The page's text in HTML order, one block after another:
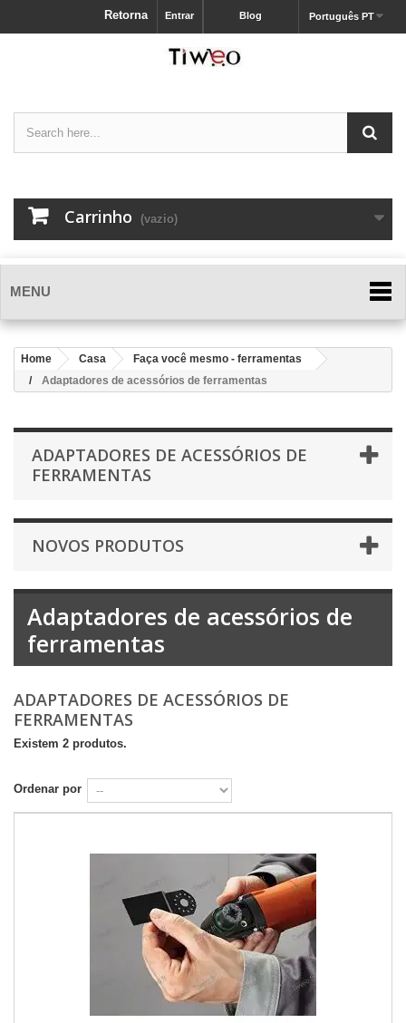
Português PT
Blog
Entrar
Retorna
Carrinho (vazio)
MENU
Home Casa
Faça você mesmo - ferramentas
Adaptadores de acessórios de ferramentas
ADAPTADORES DE ACESSÓRIOS DE
FERRAMENTAS
NOVOS PRODUTOS
Adaptadores de acessórios de
ferramentas
ADAPTADORES DE ACESSÓRIOS DE
FERRAMENTAS
Existem 2 produtos.
Ordenar por